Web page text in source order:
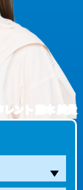
タレント 藤本 美貴